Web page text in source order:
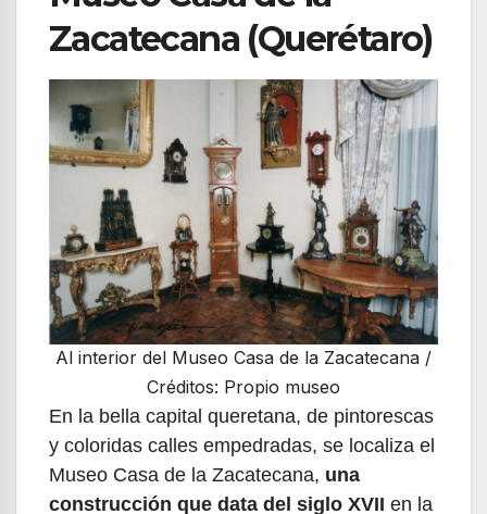
Zacatecana (Querétaro)
Al interior del Museo Casa de la Zacatecana /
Créditos: Propio museo
En la bella capital queretana, de pintorescas
y coloridas calles empedradas, se localiza el
Museo Casa de la Zacatecana, una
construcción que data del siglo XVII en la